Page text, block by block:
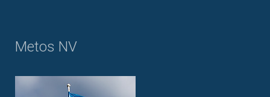
Metos NV